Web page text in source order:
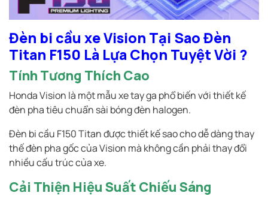
Đèn bi cầu xe Vision Tại Sao Đèn
Titan F150 Là Lựa Chọn Tuyệt Vời ?
Tính Tương Thích Cao
Honda Vision là một mẫu xe tay ga phổ biến với thiết kế
đèn pha tiêu chuẩn sài bóng đèn halogen.
Đèn bi cầu F150 Titan được thiết kế sao cho dễ dàng thay
thế đèn pha gốc của Vision mà không cần phải thay đổi
nhiều cấu trúc của xe.
Cải Thiện Hiệu Suất Chiếu Sáng